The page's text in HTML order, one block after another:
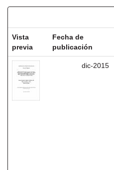
Vista
previa
Fecha de
publicación
dic-2015